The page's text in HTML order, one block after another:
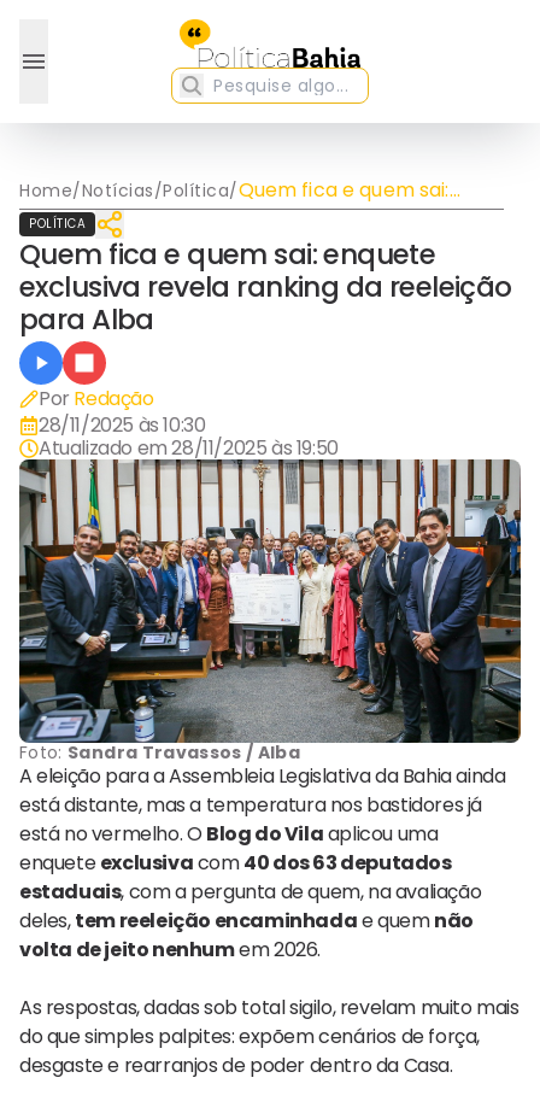
Home/Notícias/Política/Quem fica e quem sai:
enquete exclusiva revela
ranking da reeleição para
Alba
POLÍTICA
Quem fica e quem sai: enquete
exclusiva revela ranking da reeleição
para Alba
Por Redação
28/11/2025 às 10:30
Atualizado em28/11/2025 às 19:50
Foto: Sandra Travassos / Alba
A eleição para a Assembleia Legislativa da Bahia ainda
está distante, mas a temperatura nos bastidores já
está no vermelho. O Blog do Vilaaplicou uma
enqueteexclusivacom40 dos 63 deputados
estaduais, com a pergunta de quem, na avaliação
deles,tem reeleição encaminhadae quemnão
volta de jeito nenhumem 2026.
As respostas, dadas sob total sigilo, revelam muito mais
do que simples palpites: expõem cenários de força,
desgaste e rearranjos de poder dentro da Casa.